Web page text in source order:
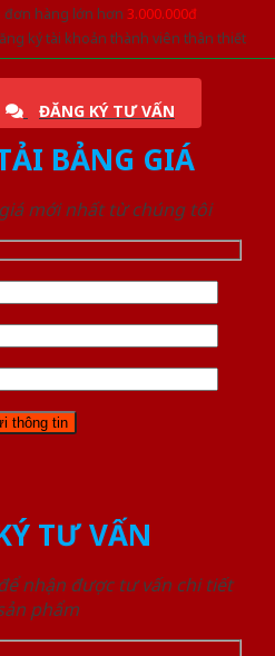
đơn hàng lớn hơn 3.000.000đ
ký tài khoản thành viên thân thiết
ĐĂNG KÝ TƯ VẤN
BẢNG GIÁ
mới nhất từ chúng tôi
TƯ VẤN
nhận được tư vấn chi tiết
phẩm